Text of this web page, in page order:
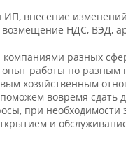
ИП, внесение
возмещение НДС, ВЭД,
разных
опыт работы по разным
хозяйственным
вовремя сдать
при необходимости
и